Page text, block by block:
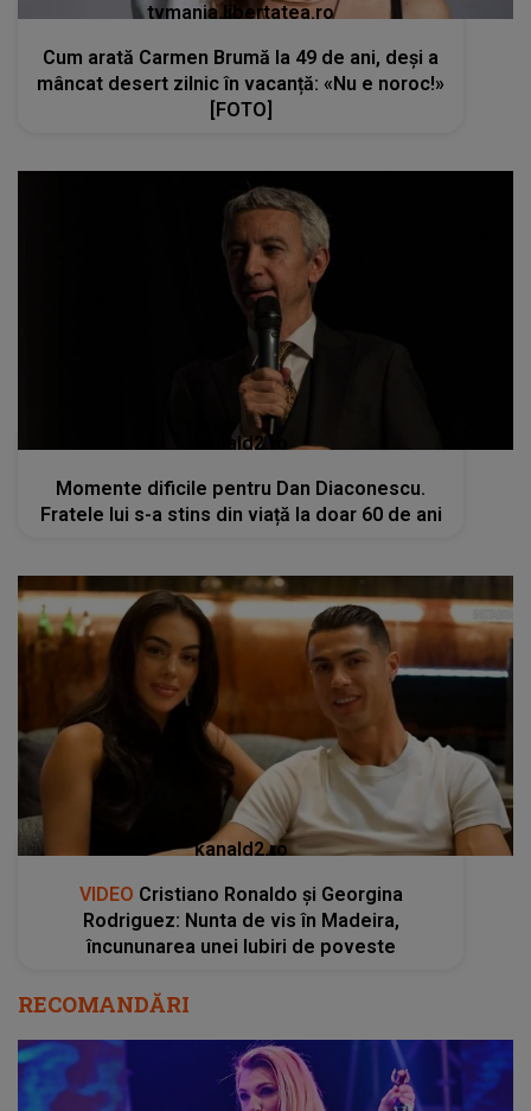
tvmania.libertatea.ro
Cum arată Carmen Brumă la 49 de ani, deși a
mâncat desert zilnic în vacanță: «Nu e noroc!»
[FOTO]
kanald2.ro
Momente dificile pentru Dan Diaconescu.
Fratele lui s-a stins din viață la doar 60 de ani
kanald2.ro
VIDEO Cristiano Ronaldo și Georgina
Rodriguez: Nunta de vis în Madeira,
încununarea unei Iubiri de poveste
RECOMANDĂRI